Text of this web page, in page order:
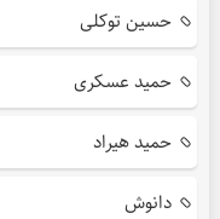
حسین توکلی
حمید عسکری
حمید هیراد
دانوش